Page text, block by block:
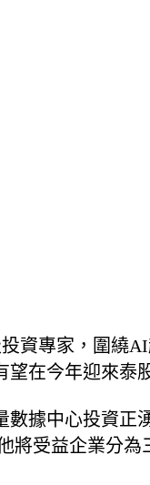
資專家，圍繞
在今年迎來泰
據中心投資正
將受益企業分